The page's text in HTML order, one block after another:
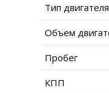
Тип двигателя
Пробег
КПП